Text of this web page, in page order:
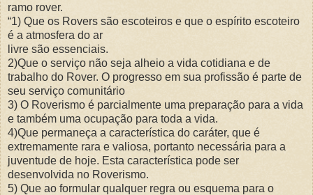
ramo rover.
“1) Que os Rovers são escoteiros e que o espírito escoteiro
é a atmosfera do ar
livre são essenciais.
2)Que o serviço não seja alheio a vida cotidiana e de
trabalho do Rover. O progresso em sua profissão é parte de
seu serviço comunitário
3) O Roverismo é parcialmente uma preparação para a vida
e também uma ocupação para toda a vida.
4)Que permaneça a característica do caráter, que é
extremamente rara e valiosa, portanto necessária para a
juventude de hoje. Esta característica pode ser
desenvolvida no Roverismo.
5) Que ao formular qualquer regra ou esquema para o